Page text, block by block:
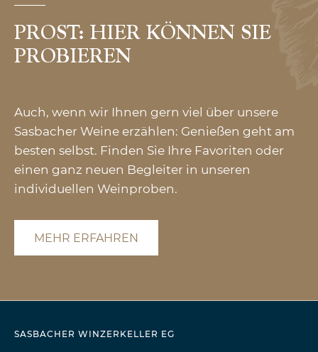
PROST: HIER KÖNNEN SIE
PROBIEREN
Auch, wenn wir Ihnen gern viel über unsere
Sasbacher Weine erzählen: Genießen geht am
besten selbst. Finden Sie Ihre Favoriten oder
einen ganz neuen Begleiter in unseren
individuellen Weinproben.
MEHR ERFAHREN
SASBACHER WINZERKELLER EG